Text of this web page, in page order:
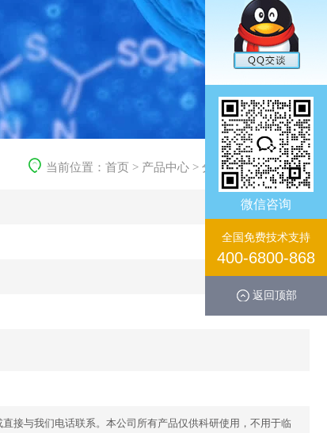
当前位置： 首页 > 产品中心 > 分子生化产品>其它
接与我们电话联系。本公司所有产品仅供科研使用，不用于临
微信咨询
全国免费技术支持
400-6800-868
返回顶部